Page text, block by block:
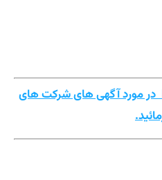
لطفا و حتما مقاله هشدار FBI در مورد آگهی های شرکت های